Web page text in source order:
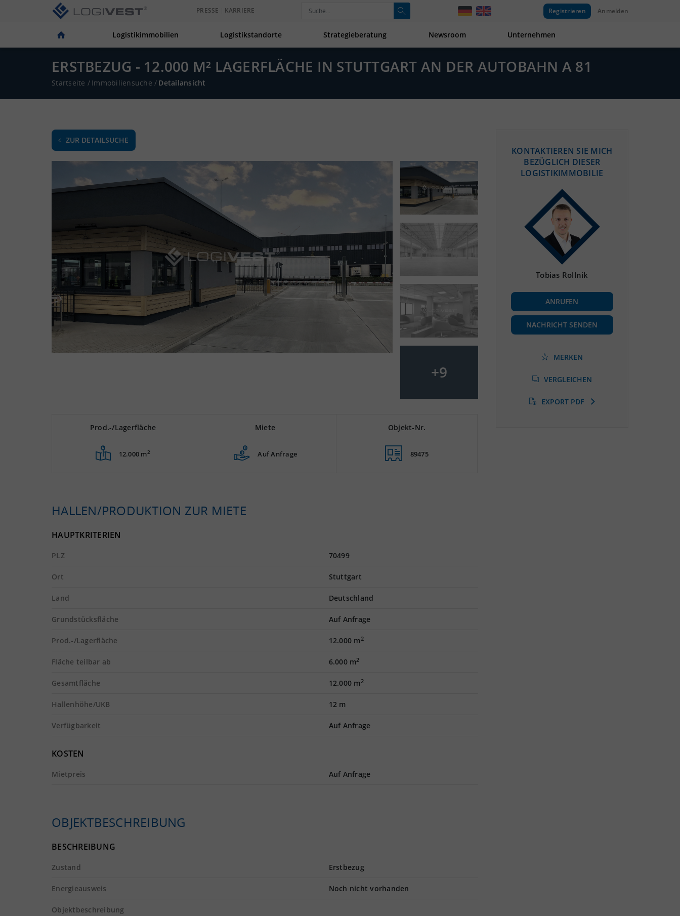
PRESSE KARRIERE Registrieren Anmelden
Logistikimmobilien Logistikstandorte Strategieberatung Newsroom Unternehmen
ERSTBEZUG - 12.000 M² LAGERFLÄCHE IN STUTTGART AN DER AUTOBAHN A 81
Startseite / Immobiliensuche / Detailansicht
ZUR DETAILSUCHE
+9
Prod.-/Lagerfläche
12.000 m2
Miete
Auf Anfrage
Objekt-Nr.
89475
HALLEN/PRODUKTION ZUR MIETE
HAUPTKRITERIEN
PLZ 70499
Ort Stuttgart
Land Deutschland
Grundstücksfläche Auf Anfrage
Prod.-/Lagerfläche 12.000 m2
Fläche teilbar ab 6.000 m2
Gesamtfläche 12.000 m2
Hallenhöhe/UKB 12 m
Verfügbarkeit Auf Anfrage
KOSTEN
Mietpreis Auf Anfrage
OBJEKTBESCHREIBUNG
BESCHREIBUNG
Zustand Erstbezug
Energieausweis Noch nicht vorhanden
Objektbeschreibung
KONTAKTIEREN SIE MICH
BEZÜGLICH DIESER
LOGISTIKIMMOBILIE
Tobias Rollnik
ANRUFEN
NACHRICHT SENDEN
MERKEN
VERGLEICHEN
EXPORT PDF